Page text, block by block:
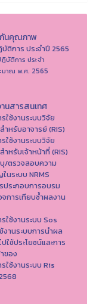
นคุณภาพ
ติการ ประจำปี 2565
บัติการ ประจำ
มาณ พ.ศ. 2565
นสารสนเทศ
ใช้งานระบบวิจัย
ำหรับอาจารย์ (RIS)
ใช้งานระบบวิจัย
หรับเจ้าหน้าที่ (RIS)
/ตรวจสอบความ
นระบบ NRMS
ประกอบการอบรม
การเทียบซ้ำผลงาน
ใช้งานระบบ Sos
งานระบบการนำผล
ใช้ประโยชน์และการ
ของ
ใช้งานระบบ Ris